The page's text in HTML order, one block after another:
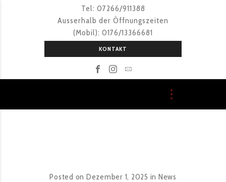
Tel: 07266/911388
Ausserhalb der Öffnungszeiten
(Mobil): 0176/13366681
KONTAKT
Posted on Dezember 1, 2025 in News